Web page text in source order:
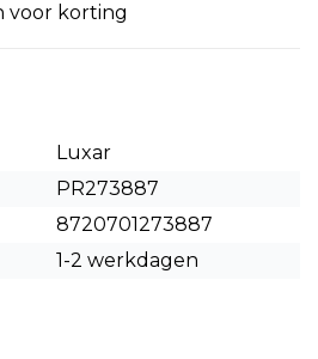
voor korting
Luxar
PR273887
8720701273887
1-2 werkdagen